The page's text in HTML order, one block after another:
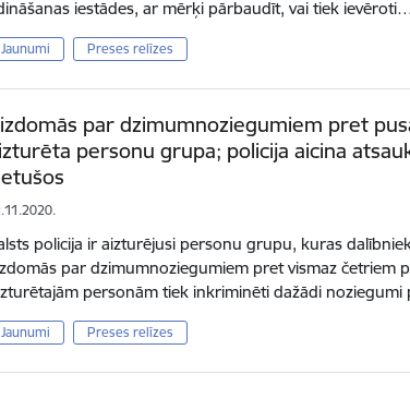
iestādes, ar mērķi pārbaudīt, vai tiek ievēroti…
Jaunumi Preses relīzes
par dzimumnoziegumiem pret
personu grupa; policija aicina
policija ir aizturējusi personu grupu, kuras
par dzimumnoziegumiem pret vismaz četriem
personām tiek inkriminēti dažādi
Jaunumi Preses relīzes